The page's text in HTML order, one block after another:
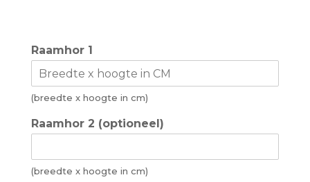
Raamhor 1
(breedte x hoogte in cm)
Raamhor 2 (optioneel)
(breedte x hoogte in cm)